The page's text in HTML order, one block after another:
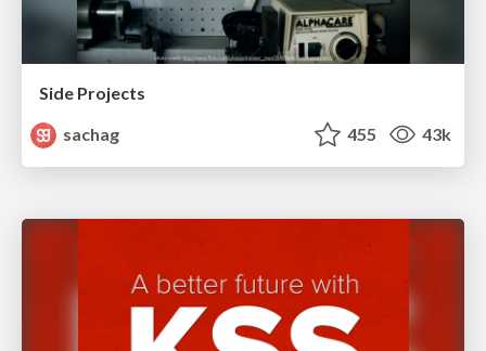
Side Projects
sachag
455 43k